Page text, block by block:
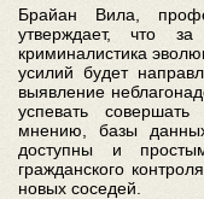
Брайан Вила,
утверждает, что
криминалистика
усилий будет
выявление
успевать
мнению, базы
доступны и
гражданского
новых соседей.